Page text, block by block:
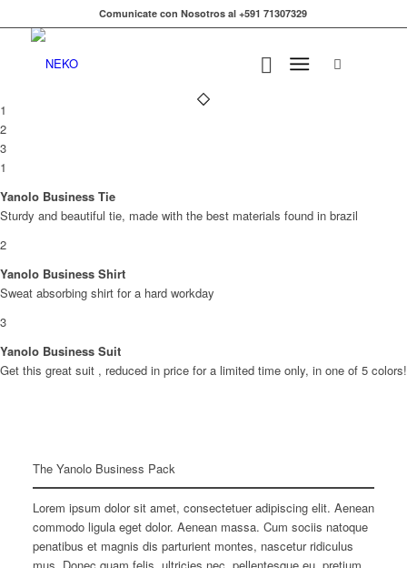
Comunicate con Nosotros al +591 71307329
1
2
3
1
Yanolo Business Tie
Sturdy and beautiful tie, made with the best materials found in brazil
2
Yanolo Business Shirt
Sweat absorbing shirt for a hard workday
3
Yanolo Business Suit
Get this great suit , reduced in price for a limited time only, in one of 5 colors!
The Yanolo Business Pack
Lorem ipsum dolor sit amet, consectetuer adipiscing elit. Aenean
commodo ligula eget dolor. Aenean massa. Cum sociis natoque
penatibus et magnis dis parturient montes, nascetur ridiculus